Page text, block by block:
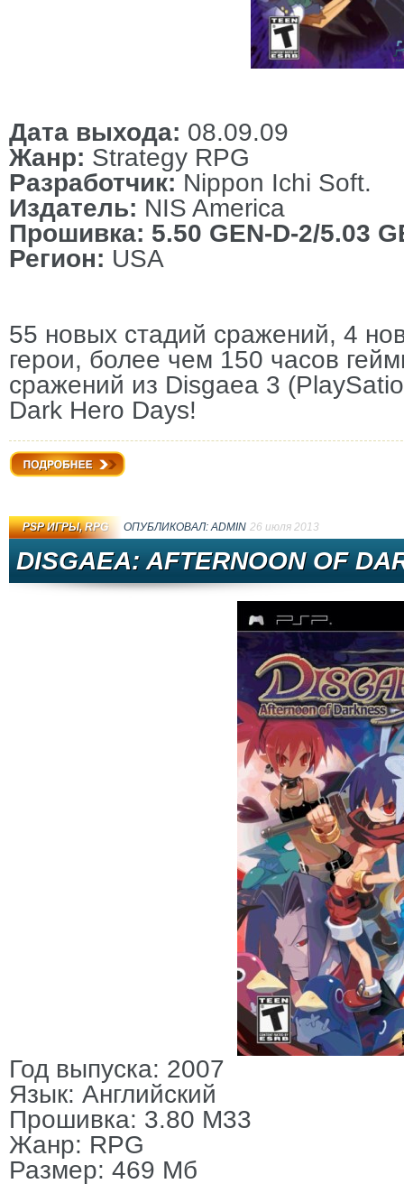
Дата выхода: 08.09.09
Жанр: Strategy RPG
Разработчик: Nippon Ichi Soft.
Издатель: NIS America
Прошивка: 5.50 GEN-D-2/5.03
Регион: USA
55 новых стадий сражений, 4
герои, более чем 150 часов
сражений из Disgaea 3
Dark Hero Days!
PSP ИГРЫ,RPG ОПУБЛИКОВАЛ:ADMIN 26 июля 2013
DISGAEA: AFTERNOON OF
Год выпуска: 2007
Язык: Английский
Прошивка: 3.80 M33
Жанр: RPG
Размер: 469 Мб